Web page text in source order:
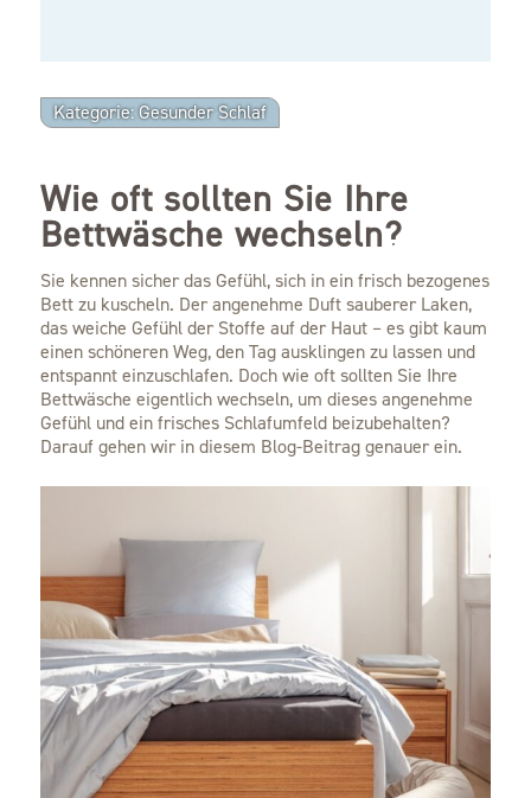
Kategorie: Gesunder Schlaf
Wie oft sollten Sie Ihre
Bettwäsche wechseln?
Sie kennen sicher das Gefühl, sich in ein frisch bezogenes
Bett zu kuscheln. Der angenehme Duft sauberer Laken,
das weiche Gefühl der Stoffe auf der Haut – es gibt kaum
einen schöneren Weg, den Tag ausklingen zu lassen und
entspannt einzuschlafen. Doch wie oft sollten Sie Ihre
Bettwäsche eigentlich wechseln, um dieses angenehme
Gefühl und ein frisches Schlafumfeld beizubehalten?
Darauf gehen wir in diesem Blog-Beitrag genauer ein.